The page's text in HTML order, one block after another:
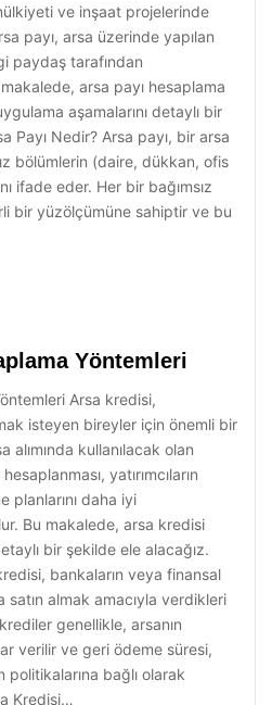
ve inşaat projelerinde
payı, arsa üzerinde yapılan
paydaş tarafından
makalede, arsa payı hesaplama
aşamalarını detaylı bir
Payı Nedir? Arsa payı, bir arsa
bölümlerin (daire, dükkan, ofis
ifade eder. Her bir bağımsız
bir yüzölçümüne sahiptir ve bu
Yöntemleri
Arsa kredisi,
isteyen bireyler için önemli bir
alımında kullanılacak olan
yatırımcıların
planlarını daha iyi
Bu makalede, arsa kredisi
bir şekilde ele alacağız.
bankaların veya finansal
satın almak amacıyla verdikleri
genellikle, arsanın
verilir ve geri ödeme süresi,
politikalarına bağlı olarak
Kredisi…